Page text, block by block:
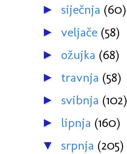
► siječnja (60)
► veljače (58)
► ožujka (68)
► travnja (58)
► svibnja (102)
► lipnja (160)
▼ srpnja (205)